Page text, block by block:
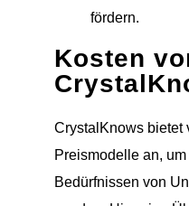
fördern.
Kosten
CrystalKnows bietet
Preismodelle an,
Bedürfnissen von